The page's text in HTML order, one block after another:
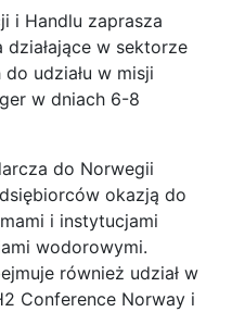
i Handlu zaprasza
w sektorze
udziału w misji
w dniach 6-8
do Norwegii
okazją do
i instytucjami
wodorowymi.
również udział w
Conference Norway i